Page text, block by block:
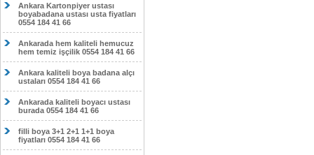
Ankara Kartonpiyer ustası
boyabadana ustası usta fiyatları
0554 184 41 66
Ankarada hem kaliteli hemucuz
hem temiz işçilik 0554 184 41 66
Ankara kaliteli boya badana alçı
ustaları 0554 184 41 66
Ankarada kaliteli boyacı ustası
burada 0554 184 41 66
filli boya 3+1 2+1 1+1 boya
fiyatları 0554 184 41 66